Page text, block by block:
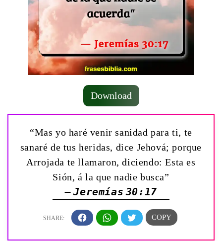
Download
“Mas yo haré venir sanidad para ti, te
sanaré de tus heridas, dice Jehová; porque
Arrojada te llamaron, diciendo: Esta es
Sión, á la que nadie busca”
— Jeremías 30:17